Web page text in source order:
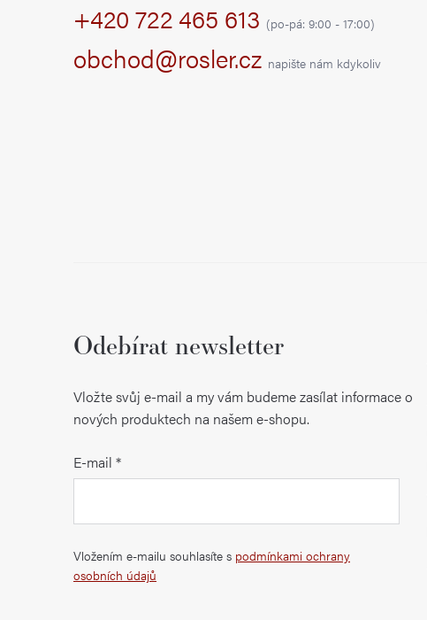
+420 722 465 613 (po-pá: 9:00 - 17:00)
obchod@rosler.cz napište nám kdykoliv
Odebírat newsletter
Vložte svůj e-mail a my vám budeme zasílat informace o
nových produktech na našem e-shopu.
E-mail
Vložením e-mailu souhlasíte s podmínkami ochrany
osobních údajů